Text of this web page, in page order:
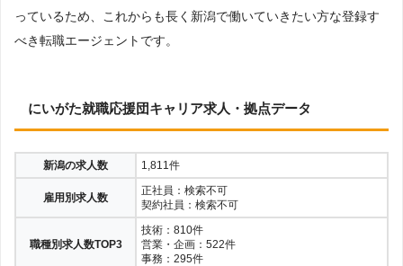
っているため、これからも長く新潟で働いていきたい方な登録す
べき転職エージェントです。
にいがた就職応援団キャリア求人・拠点データ
新潟の求人数 1,811件
雇用別求人数
正社員：検索不可
契約社員：検索不可
職種別求人数TOP3
技術：810件
営業・企画：522件
事務：295件